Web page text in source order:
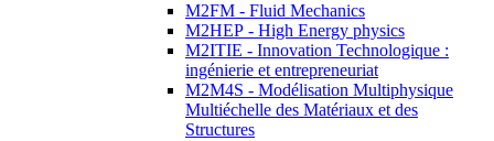
M2FM - Fluid Mechanics
M2HEP - High Energy physics
M2ITIE - Innovation Technologique :
ingénierie et entrepreneuriat
M2M4S - Modélisation Multiphysique
Multiéchelle des Matériaux et des
Structures